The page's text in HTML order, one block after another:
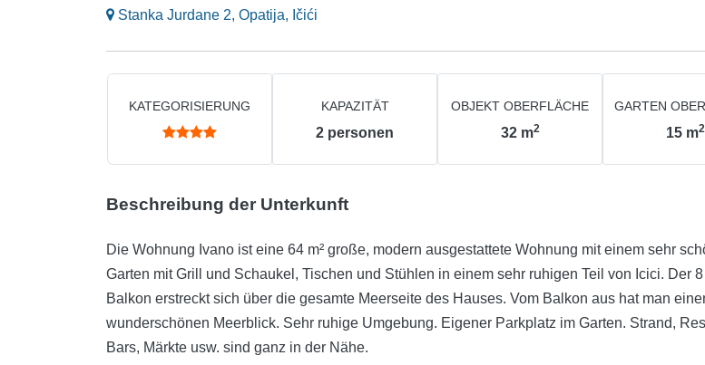
Stanka Jurdane 2, Opatija, Ičići
KATEGORISIERUNG KAPAZITÄT
2 personen
OBJEKT OBERFLÄCHE
32 m2
GARTEN
15 m2
Beschreibung der Unterkunft
Die Wohnung Ivano ist eine 64 m² große, modern ausgestattete Wohnung mit einem sehr
Garten mit Grill und Schaukel, Tischen und Stühlen in einem sehr ruhigen Teil von Icici. Der 8
Balkon erstreckt sich über die gesamte Meerseite des Hauses. Vom Balkon aus hat man
wunderschönen Meerblick. Sehr ruhige Umgebung. Eigener Parkplatz im Garten. Strand,
Bars, Märkte usw. sind ganz in der Nähe.